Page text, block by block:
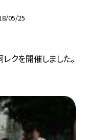
05/25
レクを開催しました。